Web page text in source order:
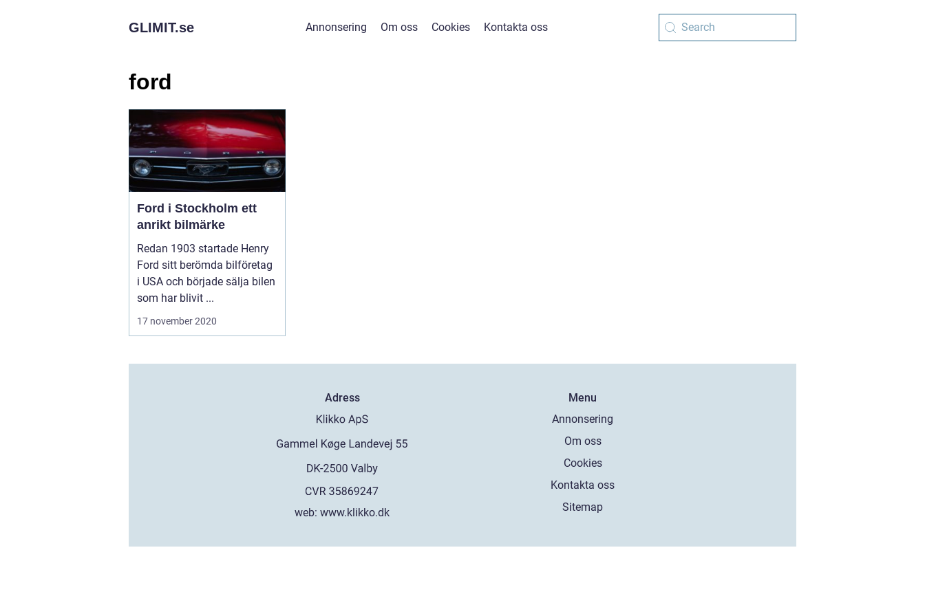
GLIMIT.se Annonsering Om oss Cookies Kontakta oss
ford
Ford i Stockholm ett
anrikt bilmärke
Redan 1903 startade Henry
Ford sitt berömda bilföretag
i USA och började sälja bilen
som har blivit ...
17 november 2020
Adress
web:www.klikko.dk
Menu
Annonsering
Om oss
Cookies
Kontakta oss
Sitemap